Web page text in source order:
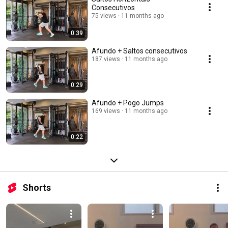
#TreinoDeForça #Corrida
0:39
Consecutivos
75 views 11 months ago
0:29
Afundo + Saltos consecutivos
187 views 11 months ago
0:22
Afundo + Pogo Jumps
169 views 11 months ago
Shorts